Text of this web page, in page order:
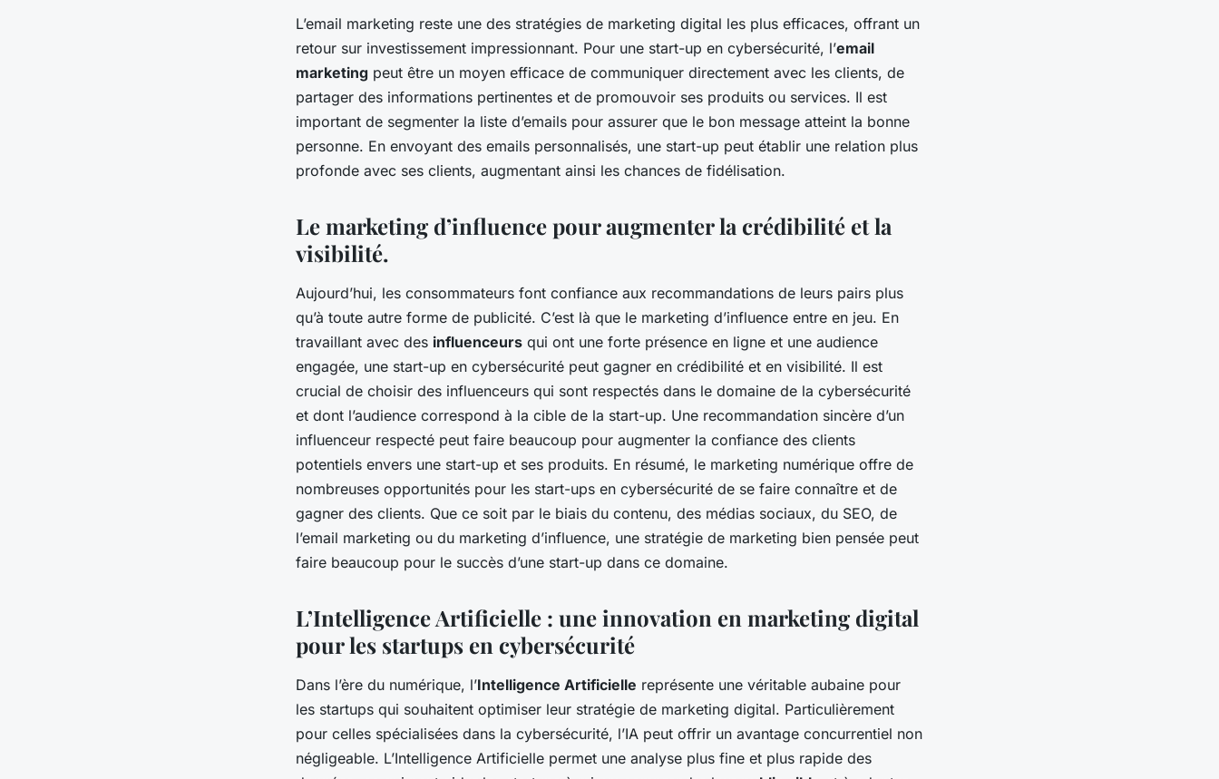
L’email marketing reste une des stratégies de marketing digital les plus efficaces, offrant un
retour sur investissement impressionnant. Pour une start-up en cybersécurité, l’email
marketing peut être un moyen efficace de communiquer directement avec les clients, de
partager des informations pertinentes et de promouvoir ses produits ou services. Il est
important de segmenter la liste d’emails pour assurer que le bon message atteint la bonne
personne. En envoyant des emails personnalisés, une start-up peut établir une relation plus
profonde avec ses clients, augmentant ainsi les chances de fidélisation.
Le marketing d’influence pour augmenter la crédibilité et la
visibilité.
Aujourd’hui, les consommateurs font confiance aux recommandations de leurs pairs plus
qu’à toute autre forme de publicité. C’est là que le marketing d’influence entre en jeu. En
travaillant avec des influenceurs qui ont une forte présence en ligne et une audience
engagée, une start-up en cybersécurité peut gagner en crédibilité et en visibilité. Il est
crucial de choisir des influenceurs qui sont respectés dans le domaine de la cybersécurité
et dont l’audience correspond à la cible de la start-up. Une recommandation sincère d’un
influenceur respecté peut faire beaucoup pour augmenter la confiance des clients
potentiels envers une start-up et ses produits. En résumé, le marketing numérique offre de
nombreuses opportunités pour les start-ups en cybersécurité de se faire connaître et de
gagner des clients. Que ce soit par le biais du contenu, des médias sociaux, du SEO, de
l’email marketing ou du marketing d’influence, une stratégie de marketing bien pensée peut
faire beaucoup pour le succès d’une start-up dans ce domaine.
L’Intelligence Artificielle : une innovation en marketing digital
pour les startups en cybersécurité
Dans l’ère du numérique, l’Intelligence Artificielle représente une véritable aubaine pour
les startups qui souhaitent optimiser leur stratégie de marketing digital. Particulièrement
pour celles spécialisées dans la cybersécurité, l’IA peut offrir un avantage concurrentiel non
négligeable. L’Intelligence Artificielle permet une analyse plus fine et plus rapide des